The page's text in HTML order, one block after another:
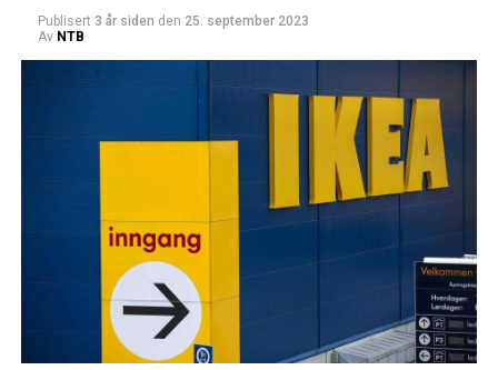
Publisert 3 år siden den 25. september 2023
Av NTB